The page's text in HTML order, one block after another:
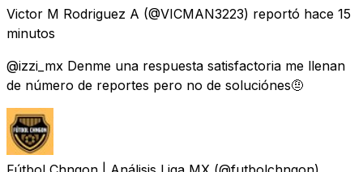
Victor M Rodriguez A (@VICMAN3223) reportó hace 15
minutos
@izzi_mx Denme una respuesta satisfactoria me llenan
de número de reportes pero no de soluciónes🤨